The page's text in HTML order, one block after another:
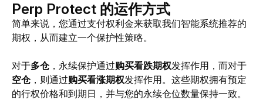
Perp Protect 的运作方式
简单来说，您通过支付权利金来获取我们智能系统推荐的
期权，从而建立一个保护性策略。
对于多仓，永续保护通过购买看跌期权发挥作用，而对于
空仓，则通过购买看涨期权发挥作用。这些期权拥有预定
的行权价格和到期日，并与您的永续仓位数量保持一致。